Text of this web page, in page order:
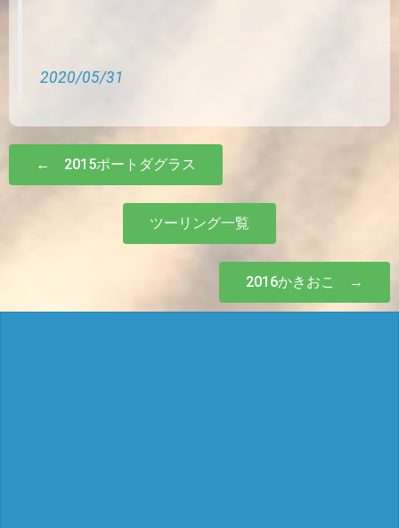
2020/05/31
← 2015ポートダグラス
ツーリング一覧
2016かきおこ →